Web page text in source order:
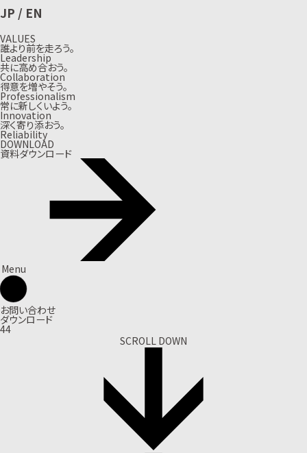
JP / EN
VALUES
誰より前を走ろう。
Leadership
共に高め合おう。
Collaboration
得意を増やそう。
Professionalism
常に新しくいよう。
Innovation
深く寄り添おう。
Reliability
DOWNLOAD
資料ダウンロード
Menu
お問い合わせ
ダウンロード
44
SCROLL DOWN